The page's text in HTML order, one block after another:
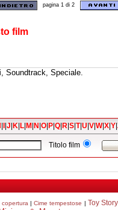
pagina 1 di 2
film
, Soundtrack, Speciale.
J K L M N O P Q R S T|U V W|X Y
Titolo film
|Cime tempestose | Toy